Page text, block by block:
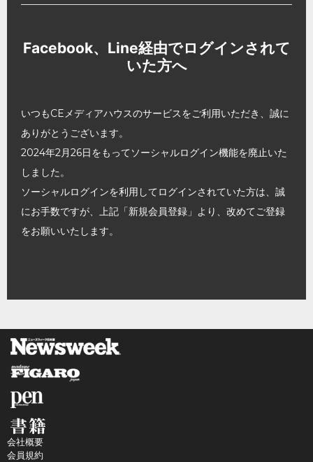
Facebook、Line経由でログインされて
いた方へ
いつもCEメディアハウスのサービスをご利用いただき、誠に
ありがとうございます。
2024年2月26日をもってソーシャルログイン機能を廃止いた
しました。
ソーシャルログインを利用してログインされていた方は、誠
にお手数ですが、上記「新規会員登録」より、改めてご登録
をお願いいたします。
会社概要
会員規約